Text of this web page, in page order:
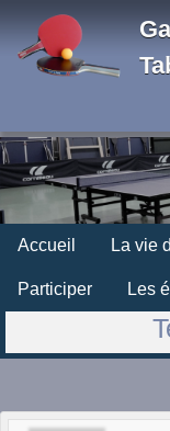
Accueil La vie
Participer Les
Panneau de gestion